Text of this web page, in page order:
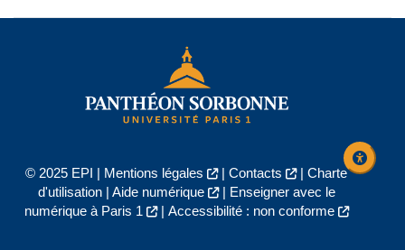
© 2025 EPI | Mentions légales | Contacts | Charte
d'utilisation| Aide numérique |
Enseigner avec le
numérique à Paris 1
| Accessibilité : non conforme